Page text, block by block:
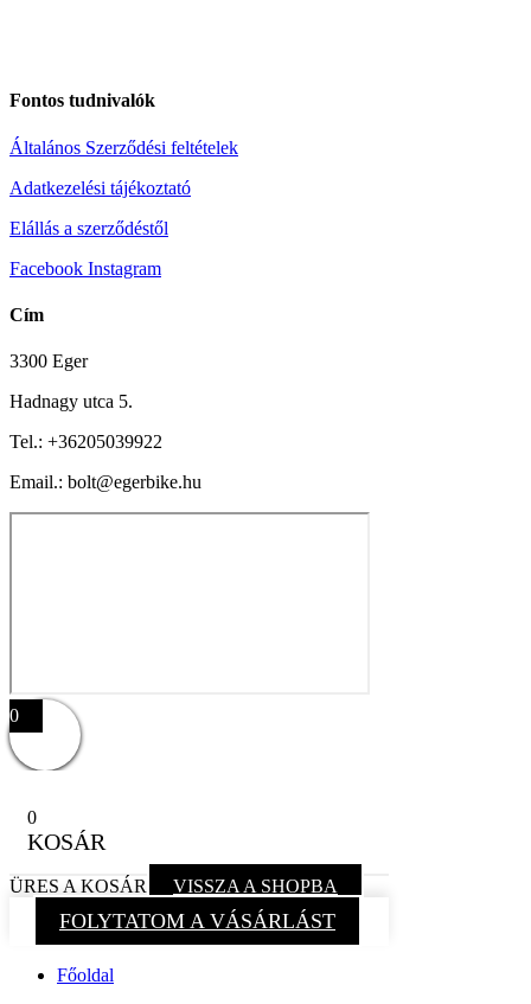
Fontos tudnivalók
Általános Szerződési feltételek
Adatkezelési tájékoztató
Elállás a szerződéstől
Facebook Instagram
Cím
3300 Eger
Hadnagy utca 5.
Tel.: +36205039922
Email.: bolt@egerbike.hu
0
0
KOSÁR
ÜRES A KOSÁR VISSZA A SHOPBA
FOLYTATOM A VÁSÁRLÁST
Főoldal